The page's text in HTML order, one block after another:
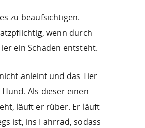
zu beaufsichtigen.
wenn durch
ein Schaden entsteht.
anleint und das Tier
Als dieser einen
läuft er rüber. Er läuft
ist, ins Fahrrad, sodass